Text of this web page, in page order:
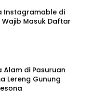
Instagramable di
Masuk Daftar
Alam di Pasuruan
Lereng Gunung